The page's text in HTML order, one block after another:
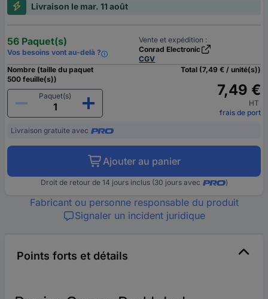
Livraison le mar. 11 août
56 Paquet(s)
Vos besoins vont au-delà ?
Vente et expédition :
Conrad Electronic
CGV
Nombre (taille du paquet
500 feuille(s))
Paquet(s)
Total (7,49 € / unité(s))
7,49 €
HT
frais de port
Livraison gratuite avec
Ajouter au panier
Droit de retour de 14 jours inclus (30 jours avec )
Fabricant ou personne responsable du produit
Signaler un incident juridique
Points forts et détails